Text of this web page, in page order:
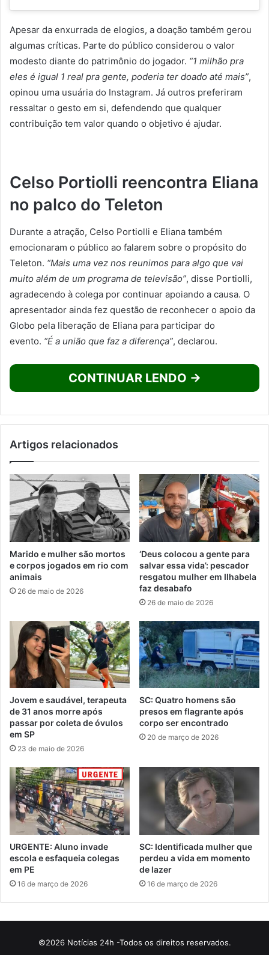
Apesar da enxurrada de elogios, a doação também gerou
algumas críticas. Parte do público considerou o valor
modesto diante do patrimônio do jogador. “1 milhão pra
eles é igual 1 real pra gente, poderia ter doado até mais”,
opinou uma usuária do Instagram. Já outros preferiram
ressaltar o gesto em si, defendendo que qualquer
contribuição tem valor quando o objetivo é ajudar.
Celso Portiolli reencontra Eliana
no palco do Teleton
Durante a atração, Celso Portiolli e Eliana também
emocionaram o público ao falarem sobre o propósito do
Teleton. “Mais uma vez nos reunimos para algo que vai
muito além de um programa de televisão”, disse Portiolli,
agradecendo à colega por continuar apoiando a causa. O
apresentador ainda fez questão de reconhecer o apoio da
Globo pela liberação de Eliana para participar do
evento. “É a união que faz a diferença”, declarou.
CONTINUAR LENDO →
Artigos relacionados
Marido e mulher são mortos
e corpos jogados em rio com
animais
26 de maio de 2026
‘Deus colocou a gente para
salvar essa vida’: pescador
resgatou mulher em Ilhabela
faz desabafo
26 de maio de 2026
Jovem e saudável, terapeuta
de 31 anos morre após
passar por coleta de óvulos
em SP
23 de maio de 2026
SC: Quatro homens são
presos em flagrante após
corpo ser encontrado
20 de março de 2026
URGENTE: Aluno invade
escola e esfaqueia colegas
em PE
16 de março de 2026
SC: Identificada mulher que
perdeu a vida em momento
de lazer
16 de março de 2026
©2026 Notícias 24h -Todos os direitos reservados.